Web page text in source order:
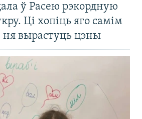
ў Расею рэкордную
Ці хопіць яго самім
ня вырастуць цэны